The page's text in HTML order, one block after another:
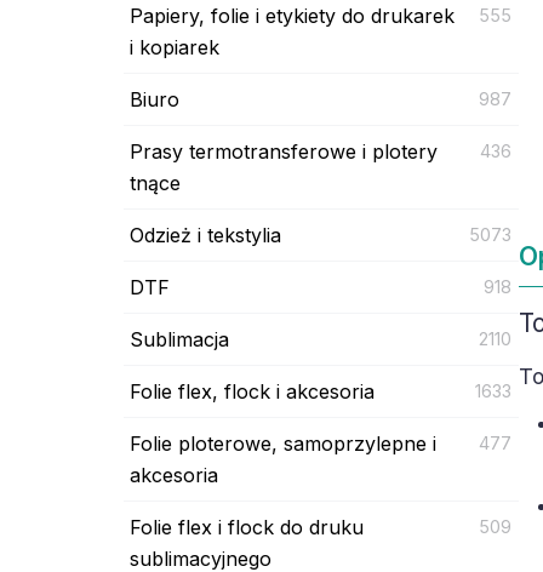
Papiery, folie i etykiety do drukarek
i kopiarek
555
Biuro 987
Prasy termotransferowe i plotery
tnące
436
Odzież i tekstylia 5073
DTF 918
Sublimacja 2110
Folie flex, flock i akcesoria 1633
Folie ploterowe, samoprzylepne i
akcesoria
477
Folie flex i flock do druku
sublimacyjnego
509